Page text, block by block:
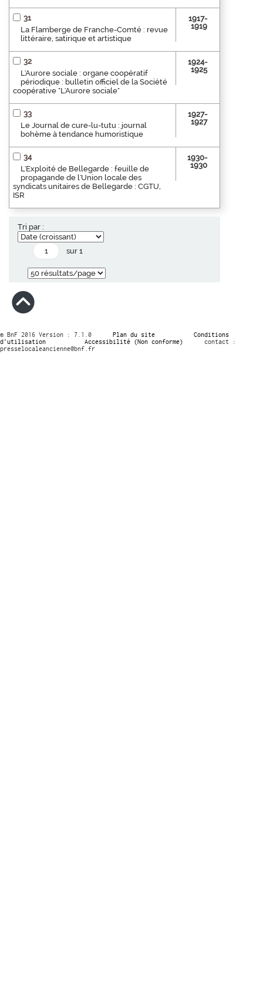
31
La Flamberge de Franche-Comté : revue
littéraire, satirique et artistique
1917-
1919
32
L'Aurore sociale : organe coopératif
périodique : bulletin officiel de la Société
coopérative "L'Aurore sociale"
1924-
1925
33
Le Journal de cure-lu-tutu : journal
bohème à tendance humoristique
1927-
1927
34
L'Exploité de Bellegarde : feuille de
propagande de l'Union locale des
syndicats unitaires de Bellegarde : CGTU,
ISR
1930-
1930
Tri par :
sur 1
© BnF 2016 Version : 7.1.0 Plan du site
Conditions
d’utilisation
Accessibilité (Non conforme)
contact :
presselocaleancienne@bnf.fr